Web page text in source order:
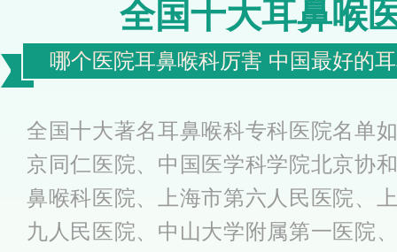
全国十大耳鼻喉
哪个医院耳鼻喉科厉害 中国最好的
全国十大著名耳鼻喉科专科医院名单
京同仁医院、中国医学科学院北京协
鼻喉科医院、上海市第六人民医院、
九人民医院、中山大学附属第一医院